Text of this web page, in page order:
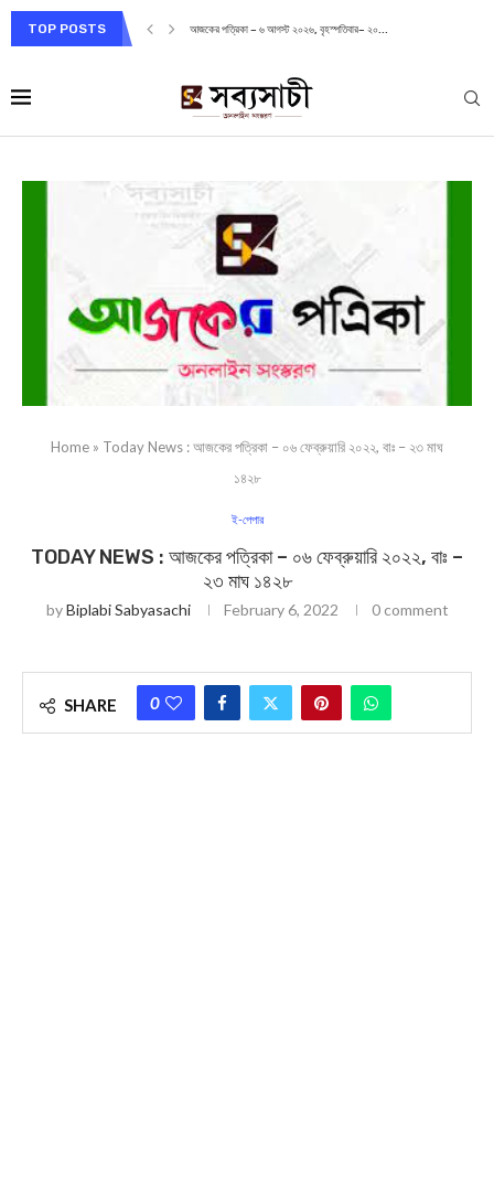
TOP POSTS আজকের পত্রিকা – ৬ আগস্ট ২০২৬, বৃহস্পতিবার– ২০...
Home » Today News : আজকের পত্রিকা – ০৬ ফেব্রুয়ারি ২০২২, বাঃ – ২৩ মাঘ
১৪২৮
ই-পেপার
TODAY NEWS : আজকের পত্রিকা – ০৬ ফেব্রুয়ারি ২০২২, বাঃ –
২৩ মাঘ ১৪২৮
byBiplabi Sabyasachi February 6, 2022 0 comment
SHARE 0